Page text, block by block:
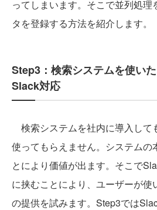
ってしまいます。そこで並列処理
タを登録する方法を紹介します。
Step3：検索システムを使い
Slack対応
検索システムを社内に導入して
使ってもらえません。システムの
とにより価値が出ます。そこで
に挟むことにより、ユーザーが使
の提供を試みます。Step3では